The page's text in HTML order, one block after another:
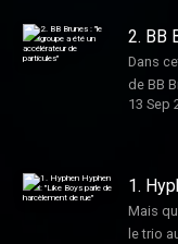
2. BB
Dans
de BB
trois
témoin
par
plus
13 Sep
1.
de
Mais
le trio